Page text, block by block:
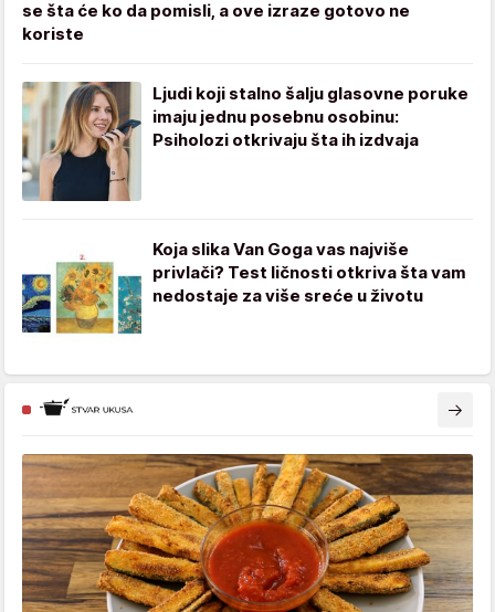
se šta će ko da pomisli, a ove izraze gotovo ne
koriste
Ljudi koji stalno šalju glasovne poruke
imaju jednu posebnu osobinu:
Psiholozi otkrivaju šta ih izdvaja
Koja slika Van Goga vas najviše
privlači? Test ličnosti otkriva šta vam
nedostaje za više sreće u životu